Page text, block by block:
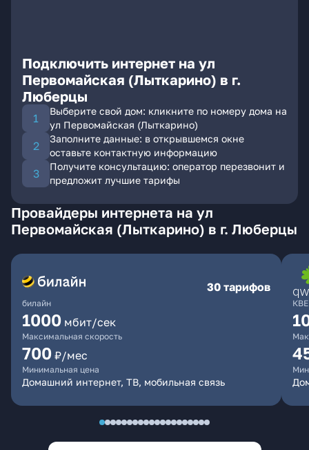
Подключить интернет на ул
Первомайская (Лыткарино) в г.
Люберцы
Выберите свой дом: кликните по номеру дома на
ул Первомайская (Лыткарино)
Заполните данные: в открывшемся окне
оставьте контактную информацию
Получите консультацию: оператор перезвонит и
предложит лучшие тарифы
Провайдеры интернета на ул
Первомайская (Лыткарино) в г. Люберцы
билайн
30 тарифов
1000 мбит/сек
Максимальная скорость
700 ₽/мес
Минимальная цена
Домашний интернет, ТВ, мобильная связь